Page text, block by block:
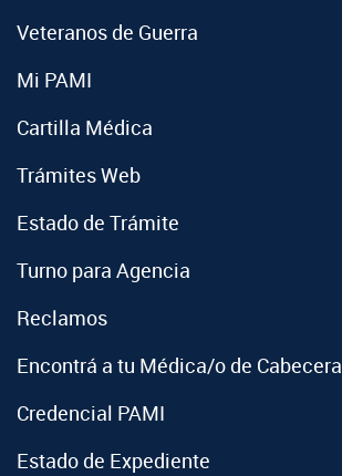
Veteranos de Guerra
Mi PAMI
Cartilla Médica
Trámites Web
Estado de Trámite
Turno para Agencia
Reclamos
Encontrá a tu Médica/o de Cabecera
Credencial PAMI
Estado de Expediente